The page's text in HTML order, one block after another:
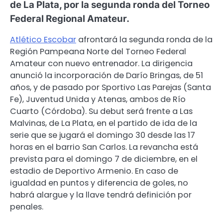
de La Plata, por la segunda ronda del Torneo
Federal Regional Amateur.
Atlético Escobar afrontará la segunda ronda de la
Región Pampeana Norte del Torneo Federal
Amateur con nuevo entrenador. La dirigencia
anunció la incorporación de Darío Bringas, de 51
años, y de pasado por Sportivo Las Parejas (Santa
Fe), Juventud Unida y Atenas, ambos de Río
Cuarto (Córdoba). Su debut será frente a Las
Malvinas, de La Plata, en el partido de ida de la
serie que se jugará el domingo 30 desde las 17
horas en el barrio San Carlos. La revancha está
prevista para el domingo 7 de diciembre, en el
estadio de Deportivo Armenio. En caso de
igualdad en puntos y diferencia de goles, no
habrá alargue y la llave tendrá definición por
penales.